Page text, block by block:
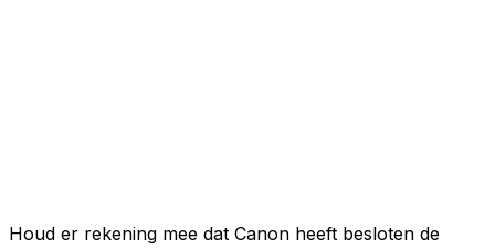
Houd er rekening mee dat Canon heeft besloten de